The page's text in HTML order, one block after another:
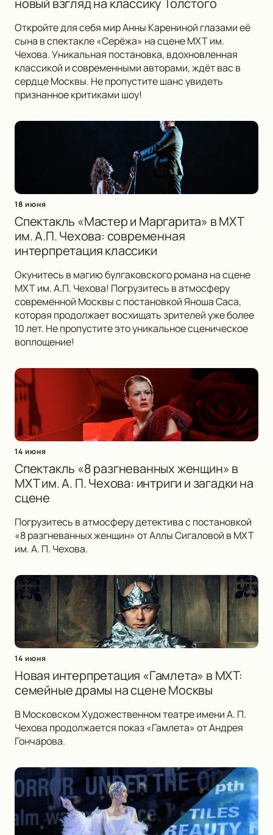
новый взгляд на классику Толстого
Откройте для себя мир Анны Карениной глазами её
сына в спектакле «Серёжа» на сцене МХТ им.
Чехова. Уникальная постановка, вдохновленная
классикой и современными авторами, ждёт вас в
сердце Москвы. Не пропустите шанс увидеть
признанное критиками шоу!
18 июня
Спектакль «Мастер и Маргарита» в МХТ
им. А.П. Чехова: современная
интерпретация классики
Окунитесь в магию булгаковского романа на сцене
МХТ им. А.П. Чехова! Погрузитесь в атмосферу
современной Москвы с постановкой Яноша Саса,
которая продолжает восхищать зрителей уже более
10 лет. Не пропустите это уникальное сценическое
воплощение!
14 июня
Спектакль «8 разгневанных женщин» в
МХТ им. А. П. Чехова: интриги и загадки на
сцене
Погрузитесь в атмосферу детектива с постановкой
«8 разгневанных женщин» от Аллы Сигаловой в МХТ
им. А. П. Чехова.
14 июня
Новая интерпретация «Гамлета» в МХТ:
семейные драмы на сцене Москвы
В Московском Художественном театре имени А. П.
Чехова продолжается показ «Гамлета» от Андрея
Гончарова.